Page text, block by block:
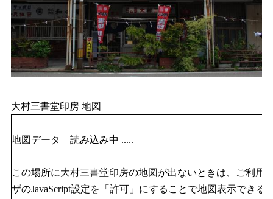
大村三書堂印房 地図
地図データ 読み込み中 .....
この場所に大村三書堂印房の地図が出ないときは、ご利用
ザのJavaScript設定を「許可」にすることで地図表示できる